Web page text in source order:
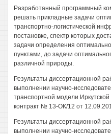
Разработанный программный
решать прикладные задачи
транспортно-логистической
постановке, спектр которых
задачи определения
пунктами, до задачи
различной природы.
Результаты диссертационной
выполнении научно-
транспортной модели
контракт № 13-ОК/12 от
Результаты диссертационной
выполнении научно-